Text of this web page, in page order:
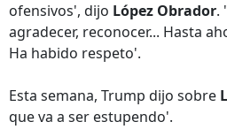
ofensivos', dijo López Obrador.
agradecer, reconocer... Hasta
Ha habido respeto'.
Esta semana, Trump dijo sobre
que va a ser estupendo'.